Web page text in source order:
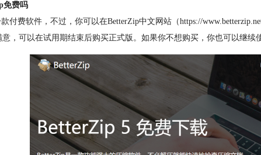
免费吗
付费软件，不过，你可以在BetterZip中文网站（https://
，可以在试用期结束后购买正式版。如果你不想购买，你也可以继续